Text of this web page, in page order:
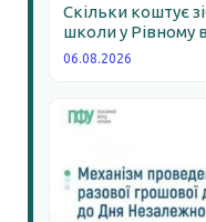
Скільки коштує
школи у Рівному
06.08.2026